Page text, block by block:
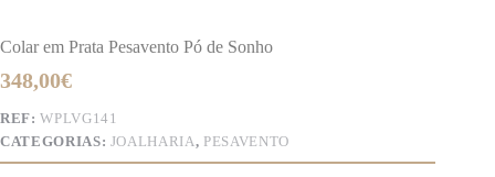
Colar em Prata Pesavento Pó de Sonho
348,00€
REF:WPLVG141
CATEGORIAS: JOALHARIA, PESAVENTO